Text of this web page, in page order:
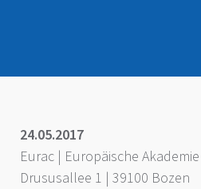
24.05.2017
Eurac | Europäische
Drususallee 1 | 39100 Bozen